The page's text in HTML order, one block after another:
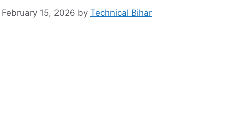
February 15, 2026 by Technical Bihar